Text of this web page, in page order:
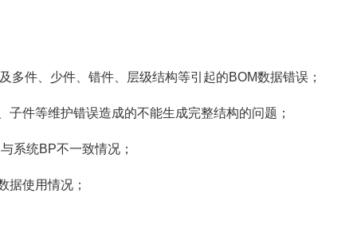
件、少件、错件、层级结构等引起的BOM数据错误；
件等维护错误造成的不能生成完整结构的问题；
系统BP不一致情况；
据使用情况；